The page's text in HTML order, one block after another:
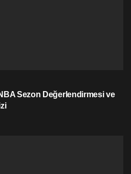
Sezon Değerlendirmesi ve